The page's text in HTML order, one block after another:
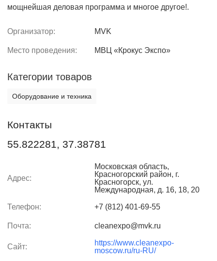
мощнейшая деловая программа и многое другое!.
Организатор: MVK
Место проведения: МВЦ «Крокус Экспо»
Категории товаров
Оборудование и техника
Контакты
55.822281, 37.38781
Адрес:
Московская область,
Красногорский район, г.
Красногорск, ул.
Международная, д. 16, 18, 20
Телефон: +7 (812) 401-69-55
Почта: cleanexpo@mvk.ru
Сайт:
https://www.cleanexpo-
moscow.ru/ru-RU/